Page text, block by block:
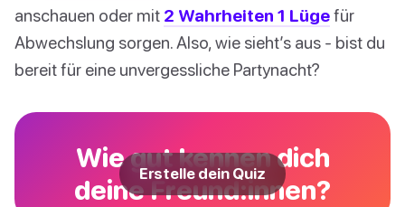
anschauen oder mit 2 Wahrheiten 1 Lügefür
Abwechslung sorgen. Also, wie sieht’s aus - bist du
bereit für eine unvergessliche Partynacht?
Wie gut kennen dich
deine Freund:innen?
Erstelle dein Quiz